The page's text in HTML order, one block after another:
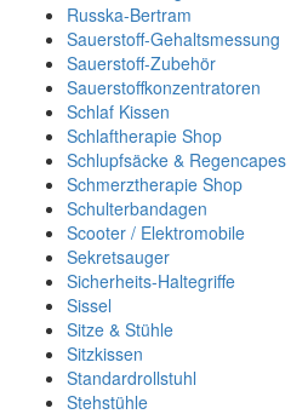
Russka-Bertram
Sauerstoff-Gehaltsmessung
Sauerstoff-Zubehör
Sauerstoffkonzentratoren
Schlaf Kissen
Schlaftherapie Shop
Schlupfsäcke & Regencapes
Schmerztherapie Shop
Schulterbandagen
Scooter / Elektromobile
Sekretsauger
Sicherheits-Haltegriffe
Sissel
Sitze & Stühle
Sitzkissen
Standardrollstuhl
Stehstühle